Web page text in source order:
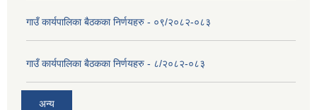
गाउँ कार्यपालिका बैठकका निर्णयहरु - ०९/२०८२-०८३
गाउँ कार्यपालिका बैठकका निर्णयहरु - ८/२०८२-०८३
अन्य